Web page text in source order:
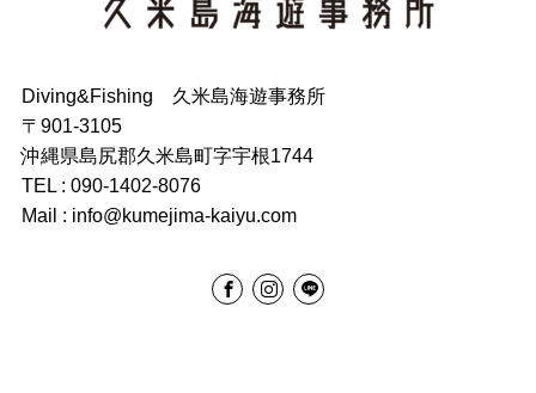
Diving&Fishing 久米島海遊事務所
〒901-3105
沖縄県島尻郡久米島町字宇根1744
TEL : 090-1402-8076
Mail : info@kumejima-kaiyu.com